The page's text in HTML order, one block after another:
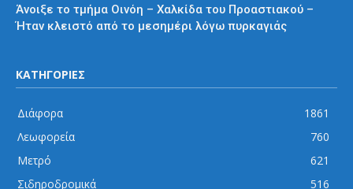
Άνοιξε το τμήμα Οινόη – Χαλκίδα του Προαστιακού –
Ήταν κλειστό από το μεσημέρι λόγω πυρκαγιάς
ΚΑΤΗΓΟΡΙΕΣ
Διάφορα
1861
Λεωφορεία
760
Μετρό
621
Σιδηροδρομικά
516